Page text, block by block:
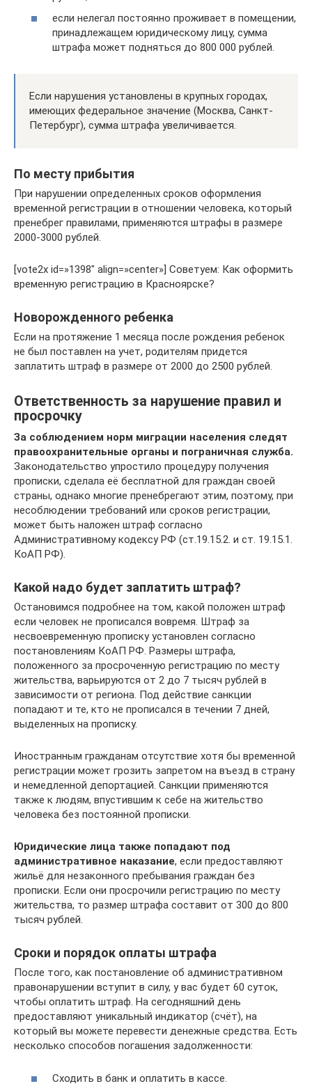
если нелегал постоянно проживает в помещении,
принадлежащем юридическому лицу, сумма
штрафа может подняться до 800 000 рублей.
Если нарушения установлены в крупных городах,
имеющих федеральное значение (Москва, Санкт-
Петербург), сумма штрафа увеличивается.
По месту прибытия
При нарушении определенных сроков оформления
временной регистрации в отношении человека, который
пренебрег правилами, применяются штрафы в размере
2000-3000 рублей.
[vote2x id=»1398″ align=»center»] Советуем: Как оформить
временную регистрацию в Красноярске?
Новорожденного ребенка
Если на протяжение 1 месяца после рождения ребенок
не был поставлен на учет, родителям придется
заплатить штраф в размере от 2000 до 2500 рублей.
Ответственность за нарушение правил и
просрочку
За соблюдением норм миграции населения следят
правоохранительные органы и пограничная служба.
Законодательство упростило процедуру получения
прописки, сделала её бесплатной для граждан своей
страны, однако многие пренебрегают этим, поэтому, при
несоблюдении требований или сроков регистрации,
может быть наложен штраф согласно
Административному кодексу РФ (ст.19.15.2. и ст. 19.15.1.
КоАП РФ).
Какой надо будет заплатить штраф?
Остановимся подробнее на том, какой положен штраф
если человек не прописался вовремя. Штраф за
несвоевременную прописку установлен согласно
постановлениям КоАП РФ. Размеры штрафа,
положенного за просроченную регистрацию по месту
жительства, варьируются от 2 до 7 тысяч рублей в
зависимости от региона. Под действие санкции
попадают и те, кто не прописался в течении 7 дней,
выделенных на прописку.
Иностранным гражданам отсутствие хотя бы временной
регистрации может грозить запретом на въезд в страну
и немедленной депортацией. Санкции применяются
также к людям, впустившим к себе на жительство
человека без постоянной прописки.
Юридические лица также попадают под
административное наказание, если предоставляют
жильё для незаконного пребывания граждан без
прописки. Если они просрочили регистрацию по месту
жительства, то размер штрафа составит от 300 до 800
тысяч рублей.
Сроки и порядок оплаты штрафа
После того, как постановление об административном
правонарушении вступит в силу, у вас будет 60 суток,
чтобы оплатить штраф. На сегодняшний день
предоставляют уникальный индикатор (счёт), на
который вы можете перевести денежные средства. Есть
несколько способов погашения задолженности:
Сходить в банк и оплатить в кассе.